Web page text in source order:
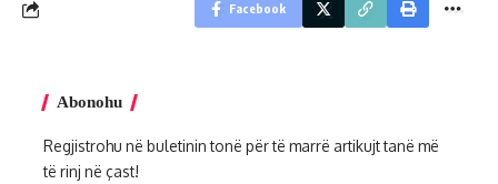
Facebook
Abonohu
Regjistrohu në buletinin tonë për të marrë artikujt tanë më
të rinj në çast!